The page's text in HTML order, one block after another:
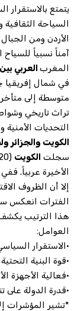
يتمتع
السياحة
الأردن ومن
آمناً نسبياً
المغرب العربي
في شمال إفريقيا
متوسطة إلى
تراث تاريخي
التحديات
الكويت والجزائر
سجلت الكويت (4.20) و
الأخيرة عربياً.
إلا أن الظروف
الفترات انعكس
هذا الترتيب
العوامل:
•الاستقرار
•قوة البنية
•فعالية الأجهزة
•قدرة الدولة على
*تشير المؤشرات